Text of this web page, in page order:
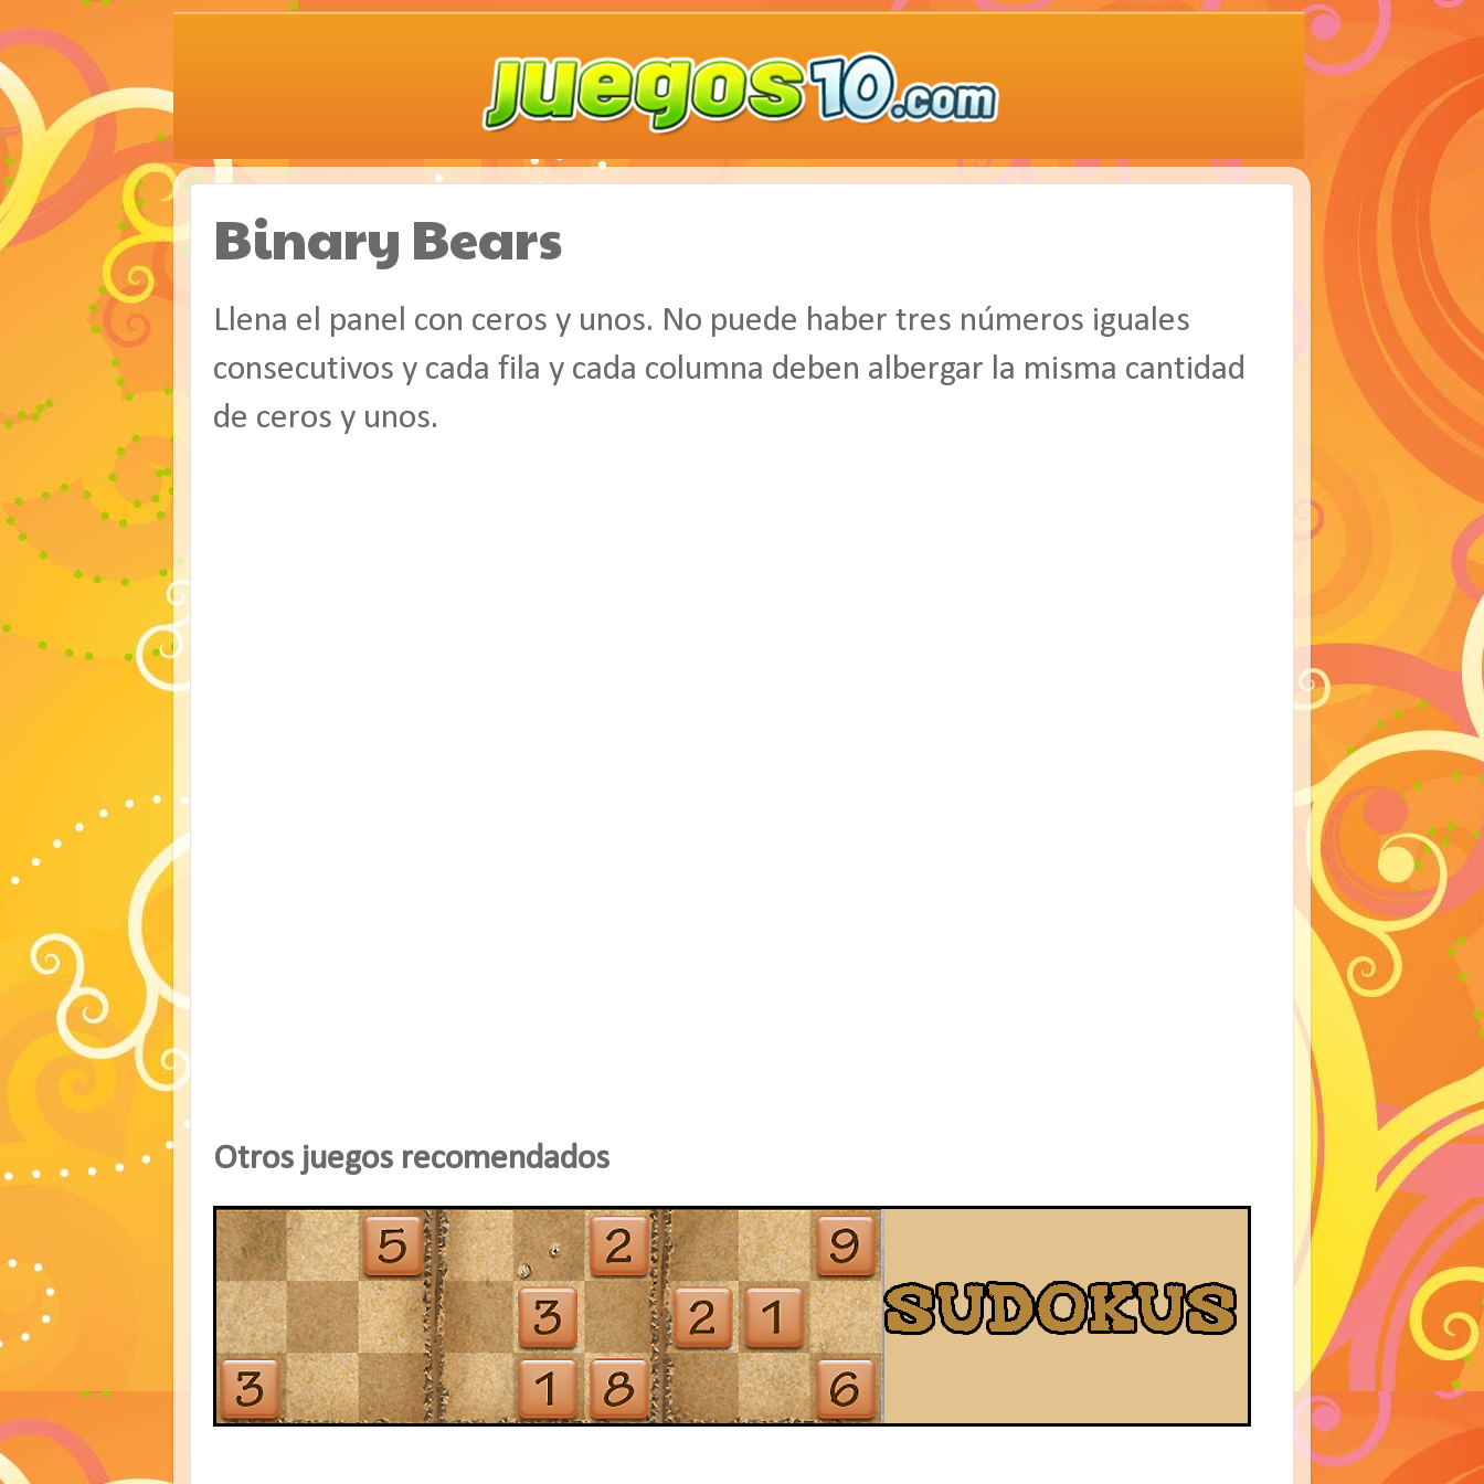
Binary Bears
Llena el panel con ceros y unos. No puede haber tres números iguales
consecutivos y cada fila y cada columna deben albergar la misma cantidad
de ceros y unos.
Otros juegos recomendados